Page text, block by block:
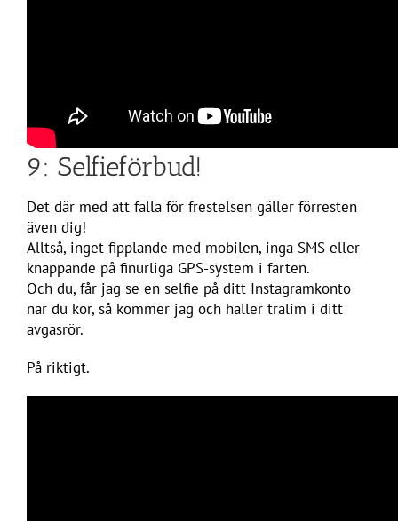
9: Selfieförbud!
Det där med att falla för frestelsen gäller förresten
även dig!
Alltså, inget fipplande med mobilen, inga SMS eller
knappande på finurliga GPS-system i farten.
Och du, får jag se en selfie på ditt Instagramkonto
när du kör, så kommer jag och häller trälim i ditt
avgasrör.
På riktigt.